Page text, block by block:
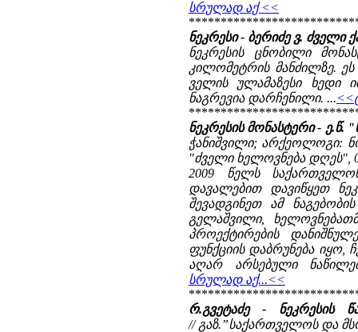
სრულად აქ <<
ნეკრესი - ბერიძე ვ.
ნეკრესის ცნობილი
კილომეტრის მანძილზე.
ველის ულამაზესი ხედი
ნაგრევია დარჩენილი. ...
ნეკრესის მონასტერი -
ჭანიშვილი; არქეოლოგი:
"ძველი ხელოვნება დღეს",
2009 წელს
დავალებით დავიწყეთ
შევადგინეთ ამ
გელაშვილი,
პროექტირების
ფუნქციის დაბრუნება იყო,
აღარ არსებული
სრულად აქ...<<
რ.გვეტაძე - ნეკრესის
// გაზ.”საქართველოს და